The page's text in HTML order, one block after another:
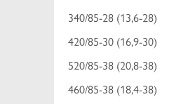
340/85-28 (13,6-28)
420/85-30 (16,9-30)
520/85-38 (20,8-38)
460/85-38 (18,4-38)